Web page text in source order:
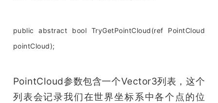
public abstract bool TryGetPointCloud(ref PointCloud
pointCloud);
PointCloud参数包含一个Vector3列表，这个
列表会记录我们在世界坐标系中各个点的位